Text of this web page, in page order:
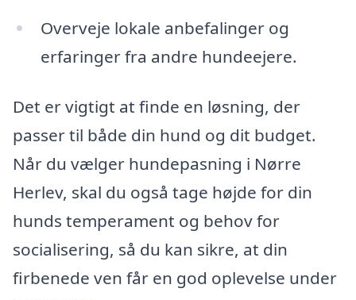
Overveje lokale anbefalinger og
erfaringer fra andre hundeejere.
Det er vigtigt at finde en løsning, der
passer til både din hund og dit budget.
Når du vælger hundepasning i Nørre
Herlev, skal du også tage højde for din
hunds temperament og behov for
socialisering, så du kan sikre, at din
firbenede ven får en god oplevelse under